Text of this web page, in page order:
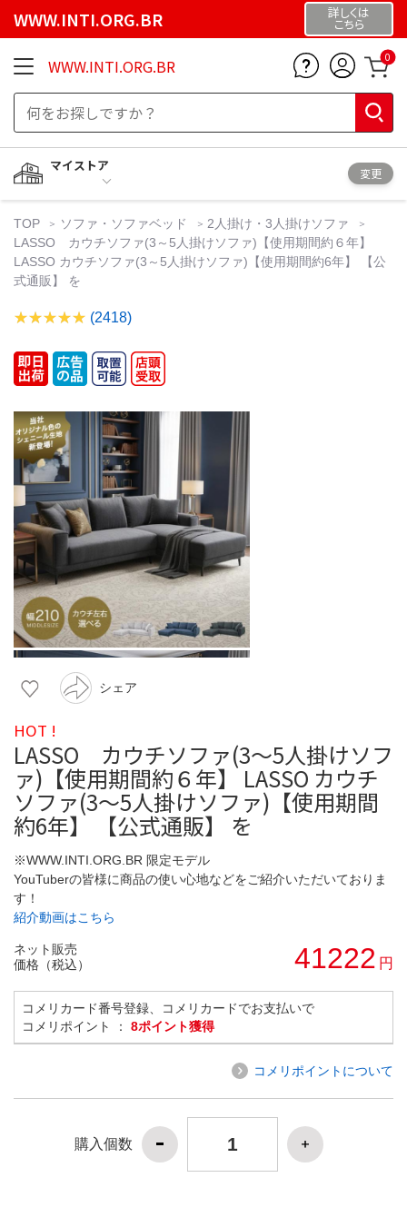
WWW.INTI.ORG.BR 詳しくは
こちら
WWW.INTI.ORG.BR 0
マイストア
変更
TOP ソファ・ソファベッド
2人掛け・3人掛けソファ
LASSO カウチソファ(3～5人掛けソファ)【使用期間約６年】
LASSO カウチソファ(3～5人掛けソファ)【使用期間約6年】 【公
式通販】 を
(2418)
シェア
HOT !
LASSO カウチソファ(3～5人掛けソフ
ァ)【使用期間約６年】 LASSO カウチ
ソファ(3～5人掛けソファ)【使用期間
約6年】 【公式通販】 を
※WWW.INTI.ORG.BR 限定モデル
YouTuberの皆様に商品の使い心地などをご紹介いただいておりま
す！
紹介動画はこちら
ネット販売
価格（税込）
41222 円
コメリカード番号登録、コメリカードでお支払いで
コメリポイント ： 8ポイント獲得
コメリポイントについて
購入個数